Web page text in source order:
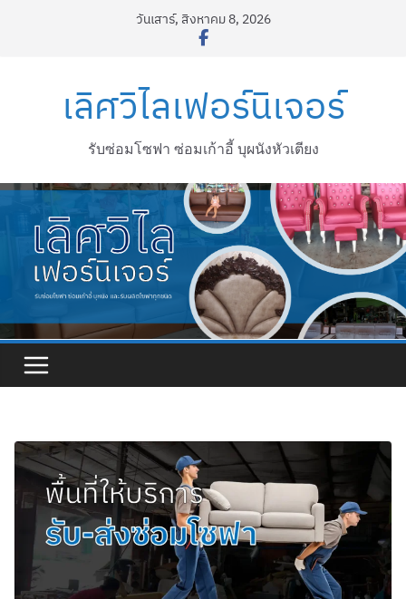
วันเสาร์, สิงหาคม 8, 2026
เลิศวิไลเฟอร์นิเจอร์
รับซ่อมโซฟา ซ่อมเก้าอี้ บุผนังหัวเตียง